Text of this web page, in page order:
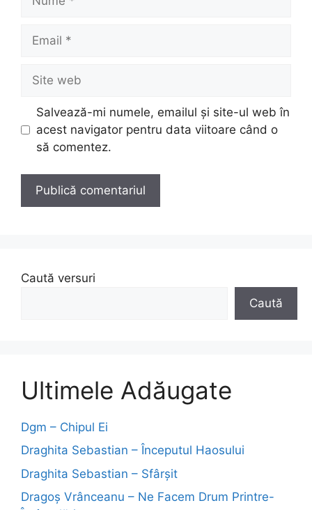
Email
Site
web
Salvează-mi numele, emailul și site-ul web în
acest navigator pentru data viitoare când o
să comentez.
Caută versuri
Caută
Ultimele Adăugate
Dgm – Chipul Ei
Draghita Sebastian – Începutul Haosului
Draghita Sebastian – Sfârșit
Dragoş Vrânceanu – Ne Facem Drum Printre-